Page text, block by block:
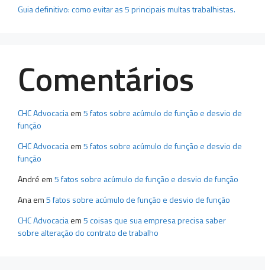
Guia definitivo: como evitar as 5 principais multas trabalhistas.
Comentários
CHC Advocaciaem5 fatos sobre acúmulo de função e desvio de
função
CHC Advocaciaem5 fatos sobre acúmulo de função e desvio de
função
André em5 fatos sobre acúmulo de função e desvio de função
Anaem5 fatos sobre acúmulo de função e desvio de função
CHC Advocaciaem5 coisas que sua empresa precisa saber
sobre alteração do contrato de trabalho